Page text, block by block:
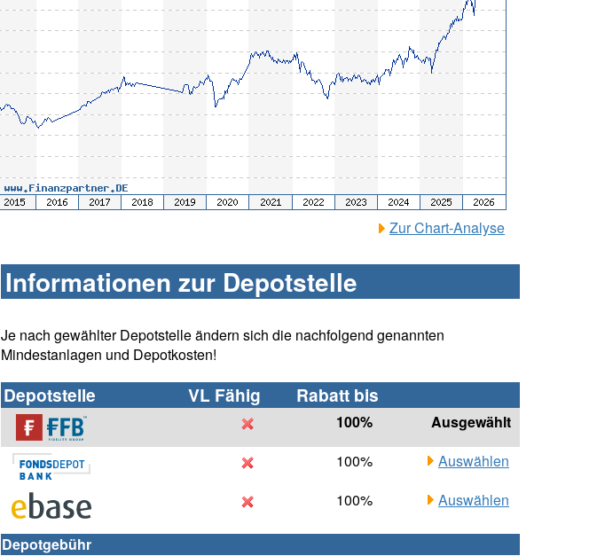
Zur Chart-Analyse
Informationen zur Depotstelle
Je nach gewählter Depotstelle ändern sich die nachfolgend genannten
Mindestanlagen und Depotkosten!
Depotstelle VL Fähig Rabatt bis
100%
Ausgewählt
100%
Auswählen
100%
Auswählen
Depotgebühr